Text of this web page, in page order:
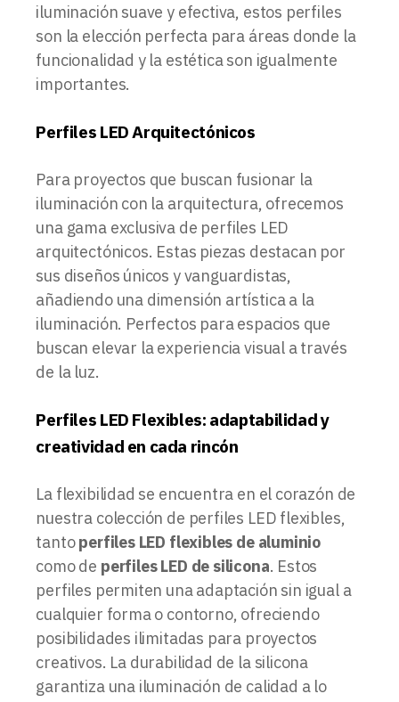
iluminación suave y efectiva, estos perfiles
son la elección perfecta para áreas donde la
funcionalidad y la estética son igualmente
importantes.
Perfiles LED Arquitectónicos
Para proyectos que buscan fusionar la
iluminación con la arquitectura, ofrecemos
una gama exclusiva de perfiles LED
arquitectónicos. Estas piezas destacan por
sus diseños únicos y vanguardistas,
añadiendo una dimensión artística a la
iluminación. Perfectos para espacios que
buscan elevar la experiencia visual a través
de la luz.
Perfiles LED Flexibles: adaptabilidad y
creatividad en cada rincón
La flexibilidad se encuentra en el corazón de
nuestra colección de perfiles LED flexibles,
tantoperfiles LED flexibles de aluminio
como de perfiles LED de silicona. Estos
perfiles permiten una adaptación sin igual a
cualquier forma o contorno, ofreciendo
posibilidades ilimitadas para proyectos
creativos. La durabilidad de la silicona
garantiza una iluminación de calidad a lo